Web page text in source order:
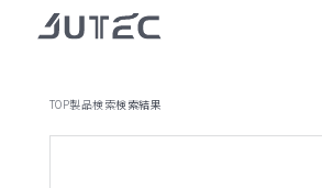
TOP製品検索検索結果